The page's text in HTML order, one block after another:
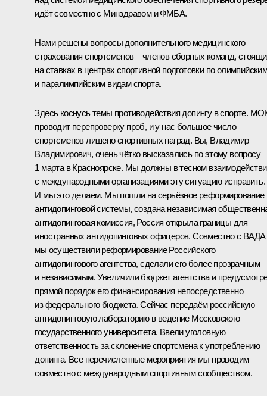
идёт совместно с Минздравом и ФМБА.
Нами решены вопросы дополнительного медицинского
страхования спортсменов – членов сборных команд,
на ставках в центрах спортивной подготовки по
и паралимпийским видам спорта.
Здесь коснусь темы противодействия допингу в спорте.
проводит перепроверку проб, и у нас большое число
спортсменов лишено спортивных наград. Вы, Владимир
Владимирович, очень чётко высказались по этому вопросу
1 марта в Красноярске. Мы должны в тесном
с международными организациями эту ситуацию исправить.
И мы это делаем. Мы пошли на серьёзное реформирование
антидопинговой системы, создана независимая
антидопинговая комиссия, Россия открыла границы для
иностранных антидопинговых офицеров. Совместно с ВАДА
мы осуществили реформирование Российского
антидопингового агентства, сделали его более прозрачным
и независимым. Увеличили бюджет агентства и
прямой порядок его финансирования непосредственно
из федерального бюджета. Сейчас передаём российскую
антидопинговую лабораторию в ведение Московского
государственного университета. Ввели уголовную
ответственность за склонение спортсмена к употреблению
допинга. Все перечисленные мероприятия мы проводим
совместно с международным спортивным сообществом.